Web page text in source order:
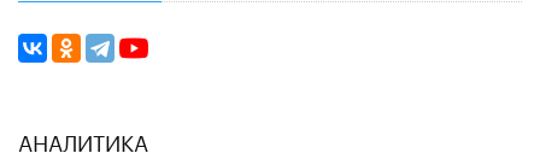
АНАЛИТИКА